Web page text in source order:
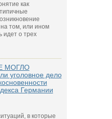
как
том, или ином
идет о трех
МОГЛО
уголовное дело
Германии
в которые